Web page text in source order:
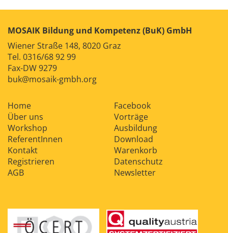
MOSAIK Bildung und Kompetenz (BuK) GmbH
Wiener Straße 148, 8020 Graz
Tel. 0316/68 92 99
Fax-DW 9279
buk@mosaik-gmbh.org
Home
Facebook
Über uns
Vorträge
Workshop
Ausbildung
ReferentInnen
Download
Kontakt
Warenkorb
Registrieren
Datenschutz
AGB
Newsletter